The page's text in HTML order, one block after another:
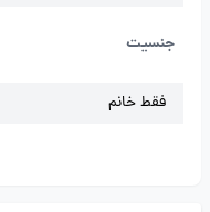
جنسیت
فقط خانم